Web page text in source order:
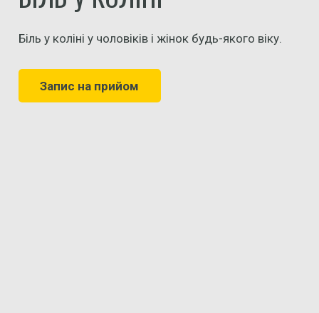
Біль у коліні у чоловіків і жінок будь-якого віку.
Запис на прийом